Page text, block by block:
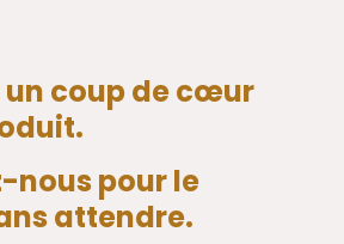
un coup de cœur
nous pour le
attendre.